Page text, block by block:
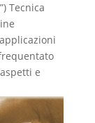
Tecnica
e